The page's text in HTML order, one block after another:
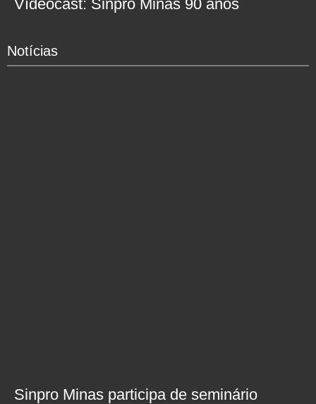
Vídeocast: Sinpro Minas 90 anos
Notícias
Sinpro Minas participa de seminário